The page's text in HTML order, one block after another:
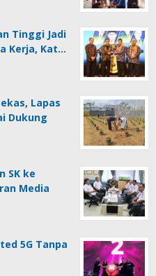
Tinggi Jadi
Kerja, Kat…
Lapas
Dukung
SK ke
Media
5G Tanpa